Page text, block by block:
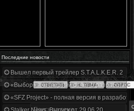
Последние новости
Вышел первый трейлер S.T.A.L.K.E.R. 2
«Выбор» - четвертый отчет о разработке!
«SFZ Project» - полная версия в разработке!